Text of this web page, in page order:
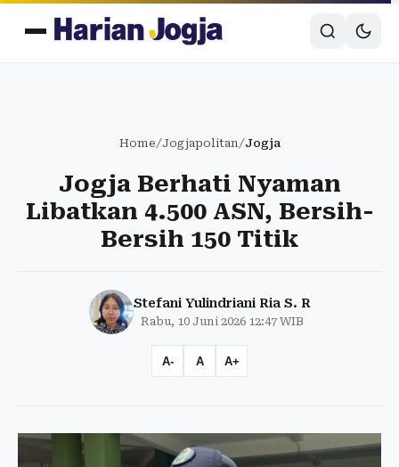
Home/Jogjapolitan/Jogja
Jogja Berhati Nyaman
Libatkan 4.500 ASN, Bersih-
Bersih 150 Titik
Stefani Yulindriani Ria S. R
Rabu, 10 Juni 2026 12:47 WIB
A- A A+